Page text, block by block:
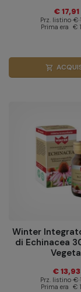
€ 17,91
Prz. listino €
Prima era €
shopping_cart
Winter
di Echinacea
€ 13,93
Prz. listino €
Prima era €